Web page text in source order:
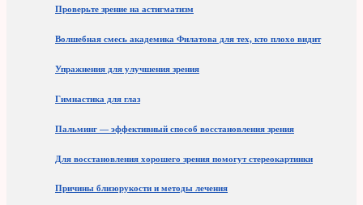
Проверьте зрение на астигматизм
Волшебная смесь академика Филатова для тех, кто плохо видит
Упражнения для улучшения зрения
Гимнастика для глаз
Пальминг — эффективный способ восстановления зрения
Для восстановления хорошего зрения помогут стереокартинки
Причины близорукости и методы лечения